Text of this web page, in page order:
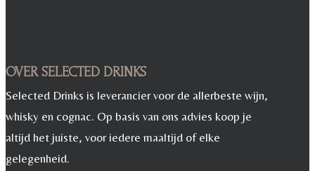
OVER SELECTED DRINKS
Selected Drinks is leverancier voor de allerbeste wijn,
whisky en cognac. Op basis van ons advies koop je
altijd het juiste, voor iedere maaltijd of elke
gelegenheid.